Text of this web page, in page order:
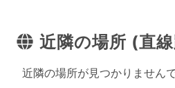
近隣の場所 (直
近隣の場所が見つかりませんで